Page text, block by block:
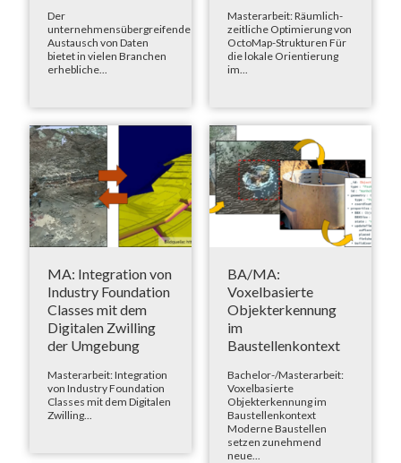
Der
unternehmensübergreifende
Austausch von Daten
bietet in vielen Branchen
erhebliche...
Masterarbeit: Räumlich-
zeitliche Optimierung von
OctoMap-Strukturen Für
die lokale Orientierung
im...
MA: Integration von
Industry Foundation
Classes mit dem
Digitalen Zwilling
der Umgebung
Masterarbeit: Integration
von Industry Foundation
Classes mit dem Digitalen
Zwilling...
BA/MA:
Voxelbasierte
Objekterkennung
im
Baustellenkontext
Bachelor-/Masterarbeit:
Voxelbasierte
Objekterkennung im
Baustellenkontext
Moderne Baustellen
setzen zunehmend
neue...